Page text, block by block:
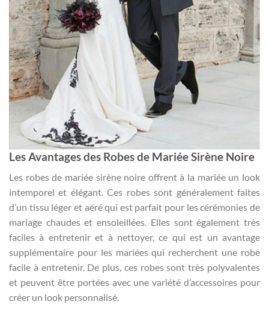
Les Avantages des Robes de Mariée Sirène Noire
Les robes de mariée sirène noire offrent à la mariée un look
intemporel et élégant. Ces robes sont généralement faites
d’un tissu léger et aéré qui est parfait pour les cérémonies de
mariage chaudes et ensoleillées. Elles sont également très
faciles à entretenir et à nettoyer, ce qui est un avantage
supplémentaire pour les mariées qui recherchent une robe
facile à entretenir. De plus, ces robes sont très polyvalentes
et peuvent être portées avec une variété d’accessoires pour
créer un look personnalisé.